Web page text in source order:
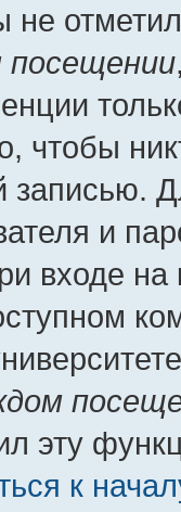
не
посещении
чтобы
записью.
и
входе
эту
к